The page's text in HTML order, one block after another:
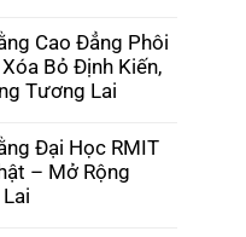
Cao Đẳng Phôi
Bỏ Định Kiến,
Tương Lai
Đại Học RMIT
– Mở Rộng